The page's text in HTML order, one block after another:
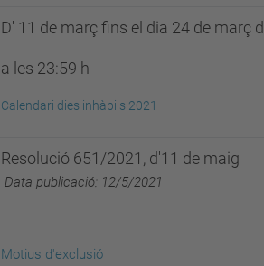
D' 11 de març fins el dia 24 de març
a les 23:59 h
Calendari dies inhàbils 2021
Resolució 651/2021, d'11 de maig
Data publicació: 12/5/2021
Motius d'exclusió